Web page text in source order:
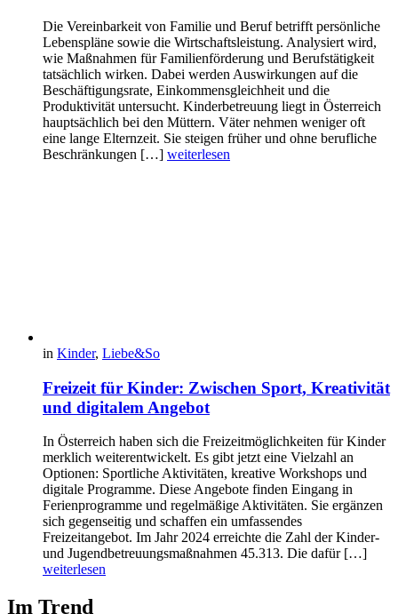
Die Vereinbarkeit von Familie und Beruf betrifft persönliche
Lebenspläne sowie die Wirtschaftsleistung. Analysiert wird,
wie Maßnahmen für Familienförderung und Berufstätigkeit
tatsächlich wirken. Dabei werden Auswirkungen auf die
Beschäftigungsrate, Einkommensgleichheit und die
Produktivität untersucht. Kinderbetreuung liegt in Österreich
hauptsächlich bei den Müttern. Väter nehmen weniger oft
eine lange Elternzeit. Sie steigen früher und ohne berufliche
Beschränkungen […] weiterlesen
in Kinder, Liebe&So
Freizeit für Kinder: Zwischen Sport, Kreativität
und digitalem Angebot
In Österreich haben sich die Freizeitmöglichkeiten für Kinder
merklich weiterentwickelt. Es gibt jetzt eine Vielzahl an
Optionen: Sportliche Aktivitäten, kreative Workshops und
digitale Programme. Diese Angebote finden Eingang in
Ferienprogramme und regelmäßige Aktivitäten. Sie ergänzen
sich gegenseitig und schaffen ein umfassendes
Freizeitangebot. Im Jahr 2024 erreichte die Zahl der Kinder-
und Jugendbetreuungsmaßnahmen 45.313. Die dafür […]
weiterlesen
Im Trend